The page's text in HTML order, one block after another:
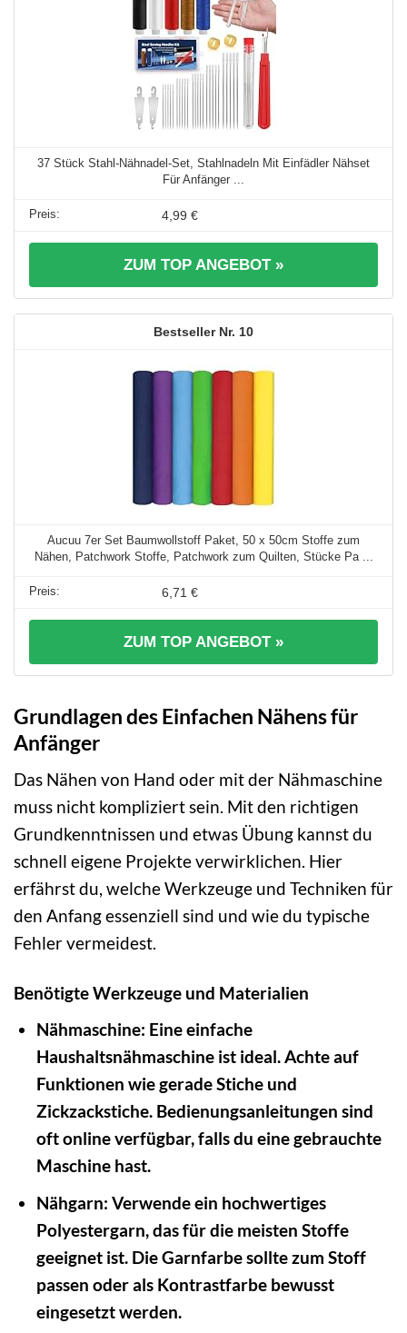
37 Stück Stahl-Nähnadel-Set, Stahlnadeln Mit Einfädler Nähset
Für Anfänger ...
4,99 €
ZUM TOP ANGEBOT »
10
Aucuu 7er Set Baumwollstoff Paket, 50 x 50cm Stoffe zum
Nähen, Patchwork Stoffe, Patchwork zum Quilten, Stücke Pa ...
6,71 €
ZUM TOP ANGEBOT »
Grundlagen des Einfachen Nähens für
Anfänger
Das Nähen von Hand oder mit der Nähmaschine
muss nicht kompliziert sein. Mit den richtigen
Grundkenntnissen und etwas Übung kannst du
schnell eigene Projekte verwirklichen. Hier
erfährst du, welche Werkzeuge und Techniken für
den Anfang essenziell sind und wie du typische
Fehler vermeidest.
Benötigte Werkzeuge und Materialien
Nähmaschine: Eine einfache
Haushaltsnähmaschine ist ideal. Achte auf
Funktionen wie gerade Stiche und
Zickzackstiche. Bedienungsanleitungen sind
oft online verfügbar, falls du eine gebrauchte
Maschine hast.
Nähgarn: Verwende ein hochwertiges
Polyestergarn, das für die meisten Stoffe
geeignet ist. Die Garnfarbe sollte zum Stoff
passen oder als Kontrastfarbe bewusst
eingesetzt werden.